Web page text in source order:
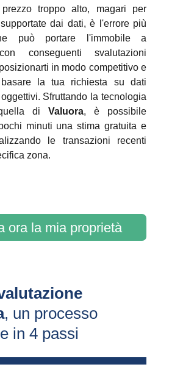
troppo alto, magari per
dai dati, è l'errore più
può portare l'immobile a
conseguenti svalutazioni
in modo competitivo e
la tua richiesta su dati
Sfruttando la tecnologia
di Valuora, è possibile
minuti una stima gratuita e
le transazioni recenti
zona.
ora la mia proprietà
, un processo
in 4 passi